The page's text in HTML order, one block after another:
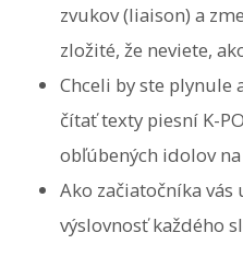
zvukov (liaison) a
zložité, že neviete,
Chceli by ste plynule
čítať texty piesní K-
obľúbených idolov
Ako začiatočníka vás
výslovnosť každého